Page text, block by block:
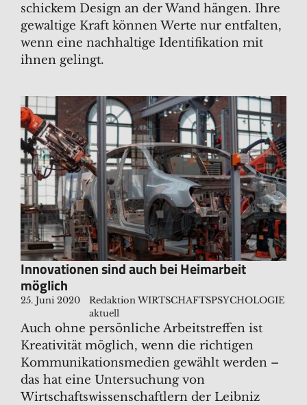
schickem Design an der Wand hängen. Ihre
gewaltige Kraft können Werte nur entfalten,
wenn eine nachhaltige Identifikation mit
ihnen gelingt.
Innovationen sind auch bei Heimarbeit
möglich
25. Juni 2020
Redaktion WIRTSCHAFTSPSYCHOLOGIE
aktuell
Auch ohne persönliche Arbeitstreffen ist
Kreativität möglich, wenn die richtigen
Kommunikationsmedien gewählt werden –
das hat eine Untersuchung von
Wirtschaftswissenschaftlern der Leibniz